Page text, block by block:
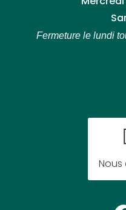
Fermeture le lundi